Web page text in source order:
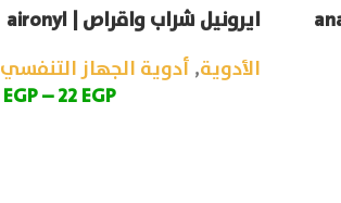
ايرونيل شراب واقراص | aironyl
الأدوية, أدوية الجهاز التنفسي
22EGP
–
EGP